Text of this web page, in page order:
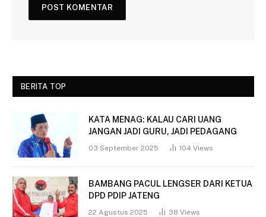
BERITA TOP
KATA MENAG: KALAU CARI UANG
JANGAN JADI GURU, JADI PEDAGANG
03 September 2025 104 Views
BAMBANG PACUL LENGSER DARI KETUA
DPD PDIP JATENG
22 Agustus 2025 38 Views